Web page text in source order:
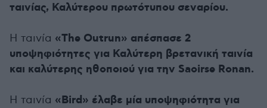
ταινίας, Καλύτερου πρωτότυπου σεναρίου.
H ταινία «The Outrun» απέσπασε 2
υποψηφιότητες για Καλύτερη βρετανική ταινία
και καλύτερης ηθοποιού για την Saoirse Ronan.
Η ταινία «Bird» έλαβε μία υποψηφιότητα για